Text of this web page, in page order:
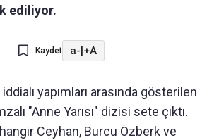
ediliyor.
Kaydet a-|+A
yapımları arasında gösterilen
"Anne Yarısı" dizisi sete çıktı.
Ceyhan, Burcu Özberk ve